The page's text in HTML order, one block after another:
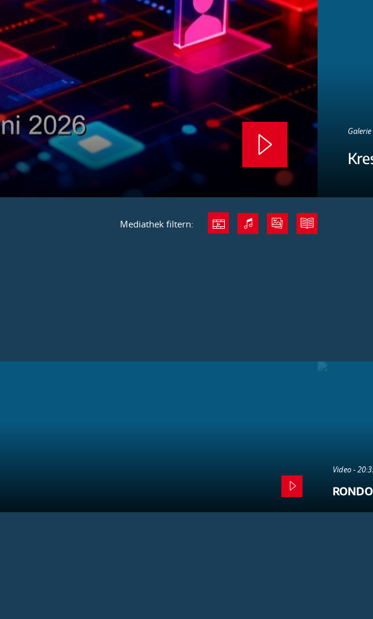
Mediathek filtern:
Video -